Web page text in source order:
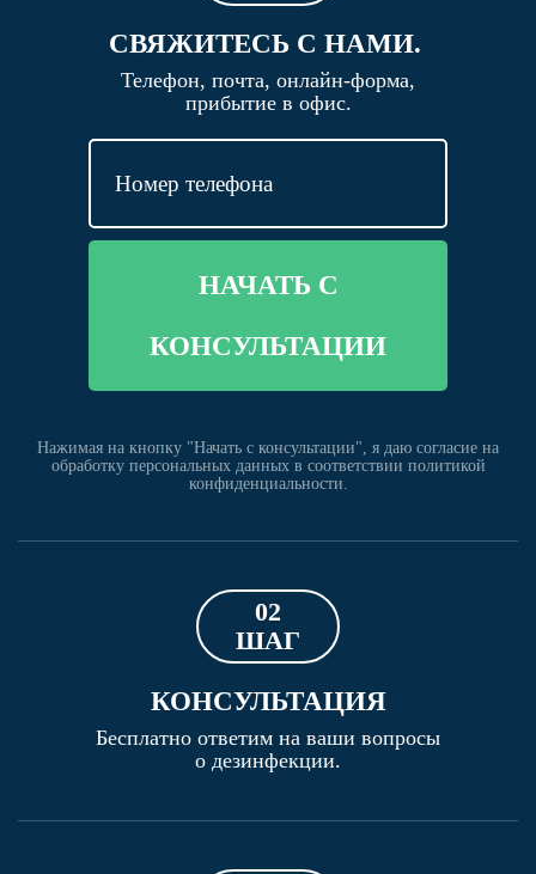
СВЯЖИТЕСЬ С НАМИ.
Телефон, почта, онлайн-форма,
прибытие в офис.
НАЧАТЬ С
КОНСУЛЬТАЦИИ
Нажимая на кнопку "Начать с консультации", я даю согласие на
обработку персональных данных в соответствии политикой
конфиденциальности.
02
ШАГ
КОНСУЛЬТАЦИЯ
Бесплатно ответим на ваши вопросы
о дезинфекции.